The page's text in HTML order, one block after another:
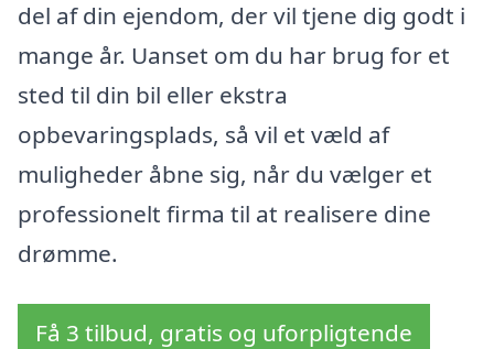
del af din ejendom, der vil tjene dig godt i
mange år. Uanset om du har brug for et
sted til din bil eller ekstra
opbevaringsplads, så vil et væld af
muligheder åbne sig, når du vælger et
professionelt firma til at realisere dine
drømme.
Få 3 tilbud, gratis og uforpligtende